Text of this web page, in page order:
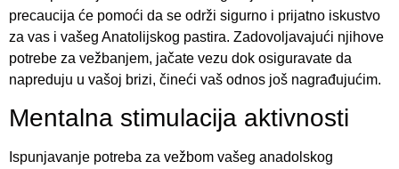
precaucija će pomoći da se održi sigurno i prijatno iskustvo
za vas i vašeg Anatolijskog pastira. Zadovoljavajući njihove
potrebe za vežbanjem, jačate vezu dok osiguravate da
napreduju u vašoj brizi, čineći vaš odnos još nagrađujućim.
Mentalna stimulacija aktivnosti
Ispunjavanje potreba za vežbom vašeg anadolskog